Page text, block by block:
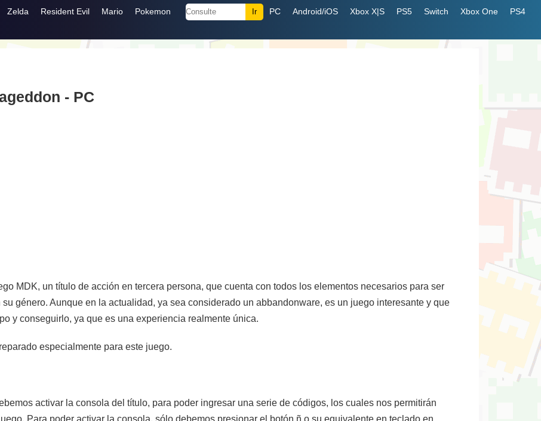
Zelda Resident Evil Mario Pokemon PC Android/iOS Xbox X|S PS5 Switch Xbox One
PS4
- PC
MDK, un título de acción en tercera persona, que cuenta con todos los elementos necesarios para ser
género. Aunque en la actualidad, ya sea considerado un abbandonware, es un juego interesante y que
y conseguirlo, ya que es una experiencia realmente única.
especialmente para este juego.
activar la consola del título, para poder ingresar una serie de códigos, los cuales nos permitirán
Para poder activar la consola, sólo debemos presionar el botón ñ o su equivalente en teclado en